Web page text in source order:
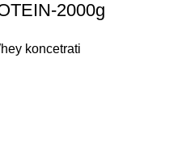
2000g
koncetrati